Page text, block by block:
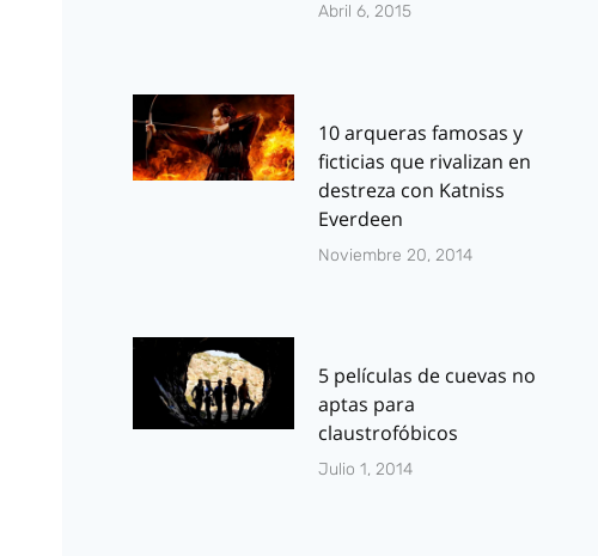
Abril 6, 2015
10 arqueras famosas y
ficticias que rivalizan en
destreza con Katniss
Everdeen
Noviembre 20, 2014
5 películas de cuevas no
aptas para
claustrofóbicos
Julio 1, 2014